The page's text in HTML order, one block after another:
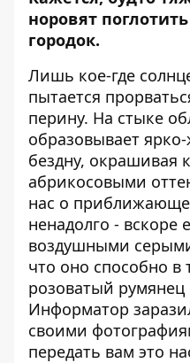
норовят
городок.
Лишь кое-где
пытается
перину. На стыке
образовывает
бездну, окрашивая
абрикосовыми
нас о
ненадолго - вскоре
воздушными
что оно способно в
розоватый румянец
Информатор
своими
передать вам это